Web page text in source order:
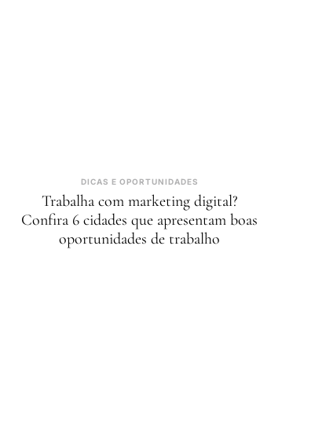
DICAS E OPORTUNIDADES
Trabalha com marketing digital?
Confira 6 cidades que apresentam boas
oportunidades de trabalho